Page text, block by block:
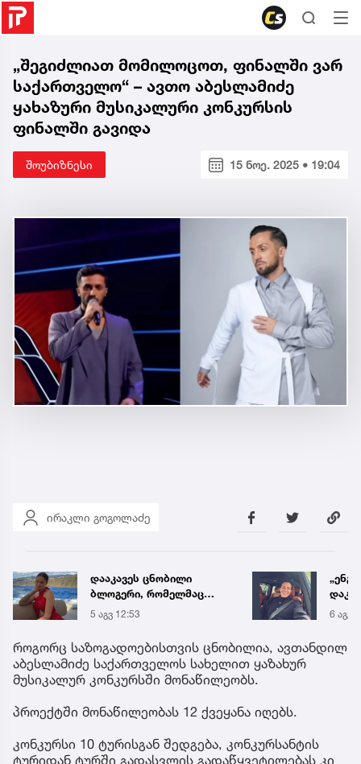
„შეგიძლიათ მომილოცოთ, ფინალში ვარ
საქართველო“ – ავთო აბესლამიძე
ყახაზური მუსიკალური კონკურსის
ფინალში გავიდა
შოუბიზნესი 15 ნოე. 2025 • 19:04
ირაკლი გოგოლაძე
„ენგურთან
დაკავშირებით მინდა
ვთქვა...“ - გოგა მანიას
უახლესი
წინასწარმეტყველება
6 აგვ 19:34 10:17
როგორც საზოგადოებისთვის ცნობილია, ავთანდილ
აბესლამიძე საქართველოს სახელით ყაზახურ
მუსიკალურ კონკურსში მონაწილეობს.
პროექტში მონაწილეობას 12 ქვეყანა იღებს.
კონკურსი 10 ტურისგან შედგება, კონკურსანტის
ტურიდან ტურში გადასვლის გადაწყვეტილებას კი